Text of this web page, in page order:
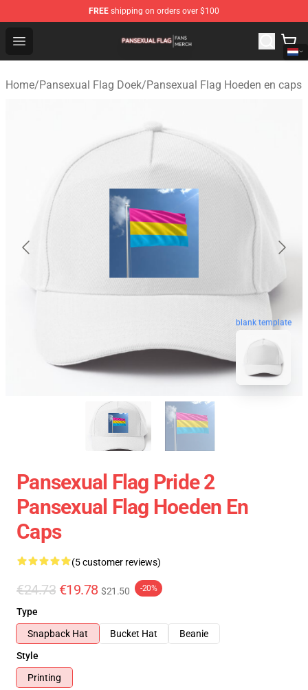
FREE shipping on orders over $100
Open menu
Pansexual Flag Shop - Official Pansexual Flag
Home/Pansexual Flag Doek/Pansexual Flag Hoeden en caps
blank template
Pansexual Flag Pride 2
Pansexual Flag Hoeden En
Caps
(5 customer reviews)
€24.73 €19.78 $21.50 -20%
Type
Snapback Hat
Bucket Hat
Beanie
Style
Printing